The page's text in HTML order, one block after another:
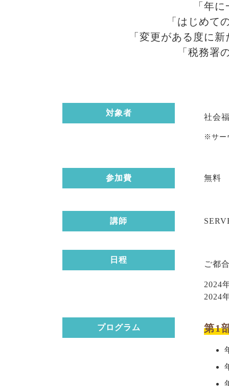
「年
「はじめて
「変更がある度に
「税務署
対象者 社会
※サー
参加費 無料
講師
日程 ご都
2024
2024
プログラム 第1